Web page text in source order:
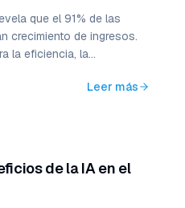
que el 91% de las
crecimiento de ingresos.
la eficiencia, la
Leer más
de la IA en el